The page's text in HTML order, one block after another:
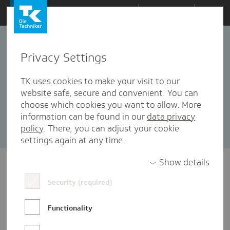
Zum
Inhalt
springen
Finanzausgleich
1 Artikel in dieser Kategorie enthalten
Sortieren nach: Datum Popularität
Privacy Settings
TK uses cookies to make your visit to our
website safe, secure and convenient. You can
choose which cookies you want to allow. More
information can be found in our data privacy
policy. There, you can adjust your cookie
settings again at any time.
Show details
Security (required)
Functionality